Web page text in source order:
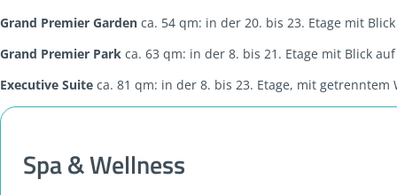
Grand Premier Garden ca. 54 qm: in der 20. bis 23. Etage mit
Grand Premier Park ca. 63 qm: in der 8. bis 21. Etage mit Blick
Executive Suite ca. 81 qm: in der 8. bis 23. Etage, mit
Spa & Wellness